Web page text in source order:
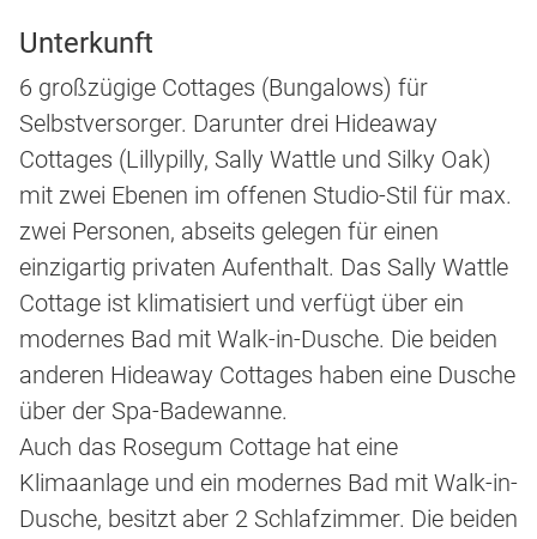
Unterkunft
6 großzügige Cottages (Bungalows) für
Selbstversorger. Darunter drei Hideaway
Cottages (Lillypilly, Sally Wattle und Silky Oak)
mit zwei Ebenen im offenen Studio-Stil für max.
zwei Personen, abseits gelegen für einen
einzigartig privaten Aufenthalt. Das Sally Wattle
Cottage ist klimatisiert und verfügt über ein
modernes Bad mit Walk-in-Dusche. Die beiden
anderen Hideaway Cottages haben eine Dusche
über der Spa-Badewanne.
Auch das Rosegum Cottage hat eine
Klimaanlage und ein modernes Bad mit Walk-in-
Dusche, besitzt aber 2 Schlafzimmer. Die beiden